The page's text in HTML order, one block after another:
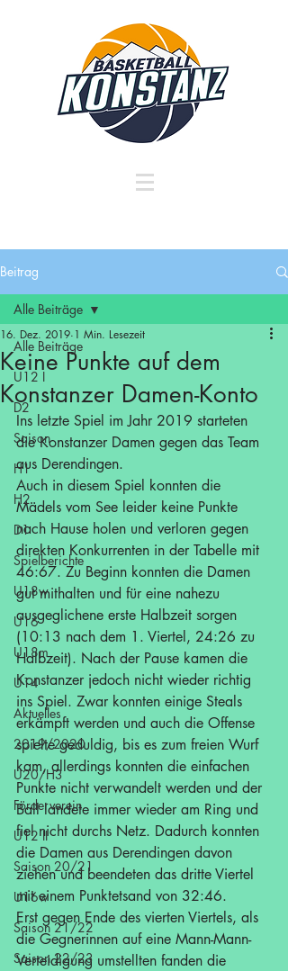
Beitrag
Alle Beiträge
U12 I
D2
Saison
H1
H2
D1
Spielberichte
U18w
U16
U18m
U14
Aktuelles
2019/2020
U20/H3
Förderverein
U12 II
Saison 20/21
U16w
Saison 21/22
Saison 22/23
Alle Beiträge
Keine Punkte auf dem
Konstanzer Damen-Konto
16. Dez. 2019 1 Min. Lesezeit
Ins letzte Spiel im Jahr 2019 starteten
die Konstanzer Damen gegen das Team
aus Derendingen.
Auch in diesem Spiel konnten die
Mädels vom See leider keine Punkte
nach Hause holen und verloren gegen
direkten Konkurrenten in der Tabelle mit
46:67. Zu Beginn konnten die Damen
gut mithalten und für eine nahezu
ausgeglichene erste Halbzeit sorgen
(10:13 nach dem 1. Viertel, 24:26 zu
Halbzeit). Nach der Pause kamen die
Konstanzer jedoch nicht wieder richtig
ins Spiel. Zwar konnten einige Steals
erkämpft werden und auch die Offense
spielte geduldig, bis es zum freien Wurf
kam, allerdings konnten die einfachen
Punkte nicht verwandelt werden und der
Ball landete immer wieder am Ring und
fiel nicht durchs Netz. Dadurch konnten
die Damen aus Derendingen davon
ziehen und beendeten das dritte Viertel
mit einem Punktetsand von 32:46.
Erst gegen Ende des vierten Viertels, als
die Gegnerinnen auf eine Mann-Mann-
Verteidigung umstellten fanden die